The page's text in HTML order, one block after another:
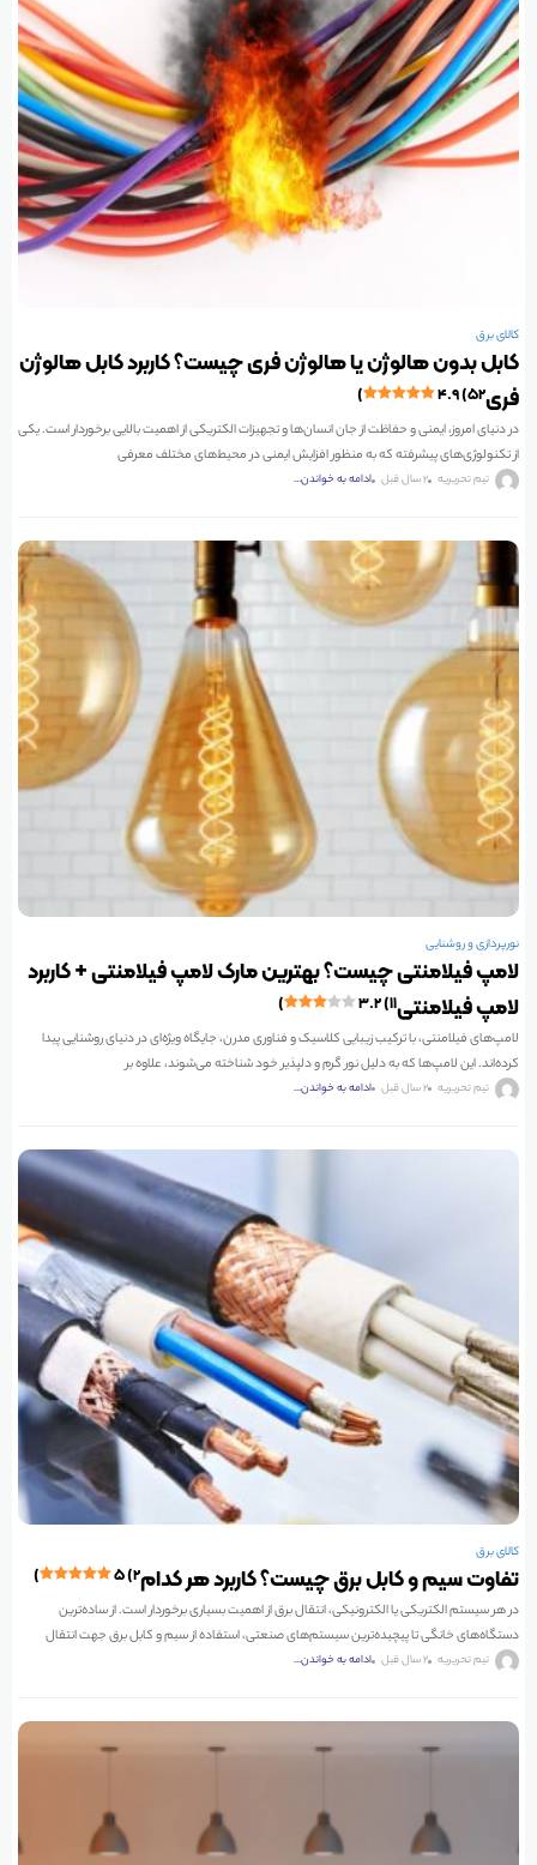
کالای برق
کابل بدون هالوژن یا هالوژن فری چیست؟ کاربرد کابل هالوژن
فری۴.۹ (۵۲)
در دنیای امروز، ایمنی و حفاظت از جان انسان‌ها و تجهیزات الکتریکی از اهمیت بالایی برخوردار است. یکی
از تکنولوژی‌های پیشرفته که به منظور افزایش ایمنی در محیط‌های مختلف معرفی
تیم تحریریه 2 سال قبل ادامه به خواندن...
نورپردازی و روشنایی
لامپ فیلامنتی چیست؟ بهترین مارک لامپ فیلامنتی +‌ کاربرد
لامپ فیلامنتی۳.۲ (۱۱)
لامپ‌های فیلامنتی، با ترکیب زیبایی کلاسیک و فناوری مدرن، جایگاه ویژه‌ای در دنیای روشنایی پیدا
کرده‌اند. این لامپ‌ها که به دلیل نور گرم و دلپذیر خود شناخته می‌شوند، علاوه بر
تیم تحریریه 2 سال قبل ادامه به خواندن...
کالای برق
تفاوت سیم و کابل برق چیست؟ کاربرد هر کدام۵ (۲)
در هر سیستم الکتریکی یا الکترونیکی، انتقال برق از اهمیت بسیاری برخوردار است. از ساده‌ترین
دستگاه‌های خانگی تا پیچیده‌ترین سیستم‌های صنعتی، استفاده از سیم و کابل برق جهت انتقال
جریان تیم تحریریه 2 سال قبل ادامه به خواندن...